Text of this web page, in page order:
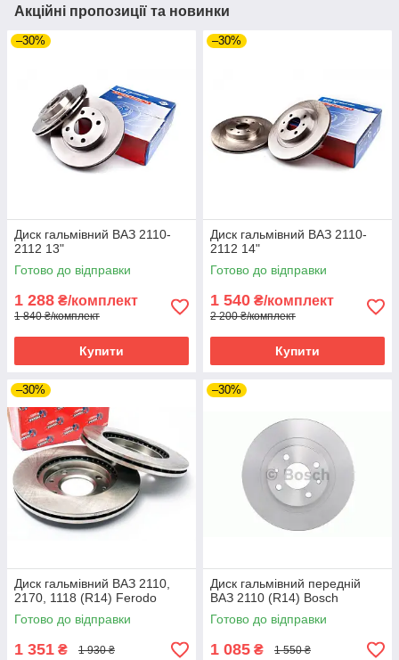
Акційні пропозиції та новинки
–30%
Диск гальмівний ВАЗ 2110-
2112 13"
Готово до відправки
1 288 ₴/комплект
1 840 ₴/комплект
Купити
–30%
Диск гальмівний ВАЗ 2110-
2112 14"
Готово до відправки
1 540 ₴/комплект
2 200 ₴/комплект
Купити
–30%
Диск гальмівний ВАЗ 2110,
2170, 1118 (R14) Ferodo
Готово до відправки
1 351 ₴ 1 930 ₴
–30%
Диск гальмівний передній
ВАЗ 2110 (R14) Bosch
Готово до відправки
1 085 ₴ 1 550 ₴